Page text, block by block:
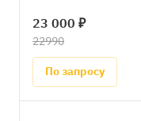
23 000 ₽
22990
По запросу